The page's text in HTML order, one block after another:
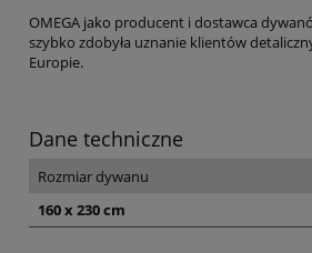
OMEGA jako producent i dostawca
szybko zdobyła uznanie klientów
Europie.
Dane techniczne
Rozmiar dywanu
160 x 230 cm